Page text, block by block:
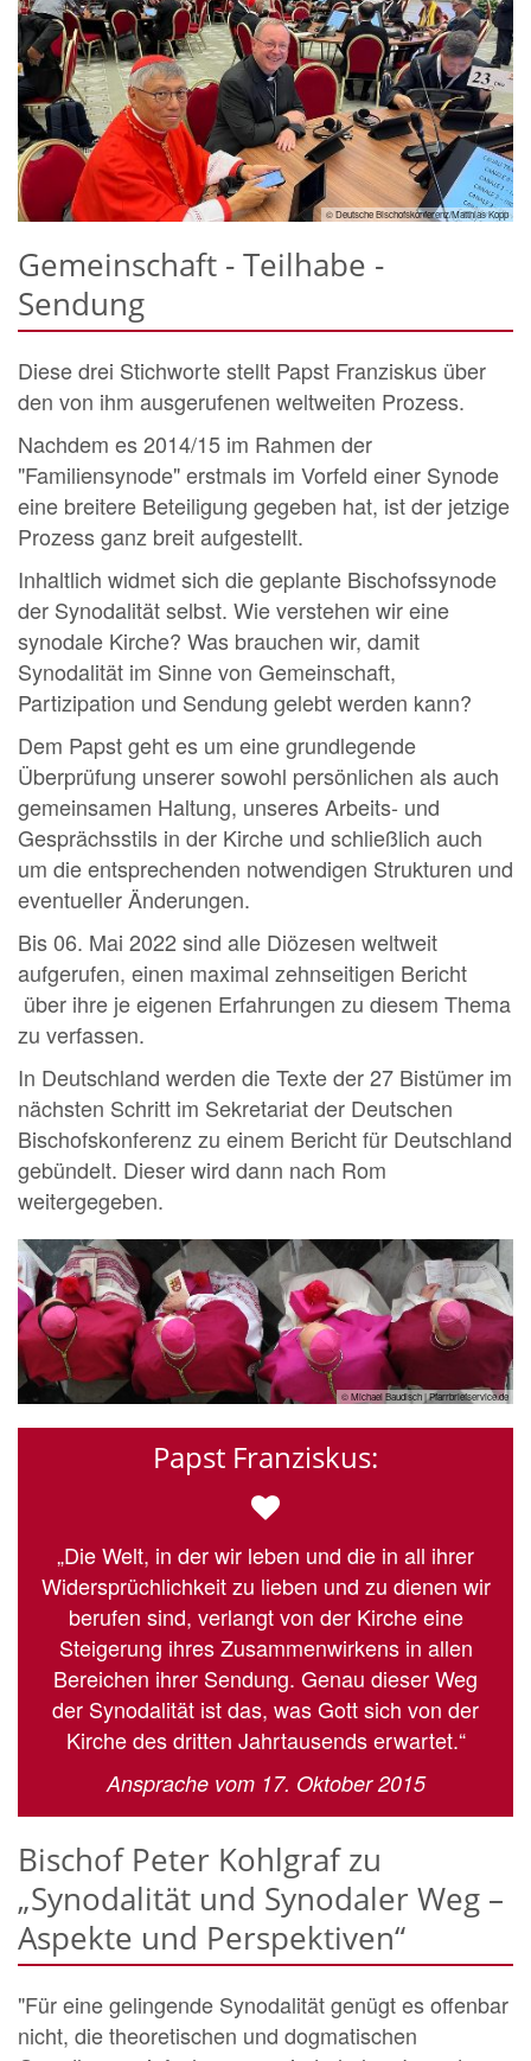
© Deutsche Bischofskonferenz/Matthias Kopp
Gemeinschaft - Teilhabe -
Sendung
Diese drei Stichworte stellt Papst Franziskus über
den von ihm ausgerufenen weltweiten Prozess.
Nachdem es 2014/15 im Rahmen der
"Familiensynode" erstmals im Vorfeld einer Synode
eine breitere Beteiligung gegeben hat, ist der jetzige
Prozess ganz breit aufgestellt.
Inhaltlich widmet sich die geplante Bischofssynode
der Synodalität selbst. Wie verstehen wir eine
synodale Kirche? Was brauchen wir, damit
Synodalität im Sinne von Gemeinschaft,
Partizipation und Sendung gelebt werden kann?
Dem Papst geht es um eine grundlegende
Überprüfung unserer sowohl persönlichen als auch
gemeinsamen Haltung, unseres Arbeits- und
Gesprächsstils in der Kirche und schließlich auch
um die entsprechenden notwendigen Strukturen und
eventueller Änderungen.
Bis 06. Mai 2022 sind alle Diözesen weltweit
aufgerufen, einen maximal zehnseitigen Bericht
über ihre je eigenen Erfahrungen zu diesem Thema
zu verfassen.
In Deutschland werden die Texte der 27 Bistümer im
nächsten Schritt im Sekretariat der Deutschen
Bischofskonferenz zu einem Bericht für Deutschland
gebündelt. Dieser wird dann nach Rom
weitergegeben.
© Michael Baudisch | Pfarrbriefservice.de
Papst Franziskus:
„Die Welt, in der wir leben und die in all ihrer
Widersprüchlichkeit zu lieben und zu dienen wir
berufen sind, verlangt von der Kirche eine
Steigerung ihres Zusammenwirkens in allen
Bereichen ihrer Sendung. Genau dieser Weg
der Synodalität ist das, was Gott sich von der
Kirche des dritten Jahrtausends erwartet.“
Ansprache vom 17. Oktober 2015
Bischof Peter Kohlgraf zu
„Synodalität und Synodaler Weg –
Aspekte und Perspektiven“
"Für eine gelingende Synodalität genügt es offenbar
nicht, die theoretischen und dogmatischen